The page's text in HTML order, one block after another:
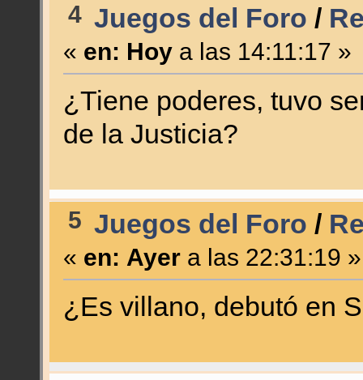
4 Juegos del Foro /
« en: Hoya las 14:11:17 »
¿Tiene poderes, tuvo
de la Justicia?
5 Juegos del Foro /
« en: Ayera las 22:31:19 »
¿Es villano, debutó en